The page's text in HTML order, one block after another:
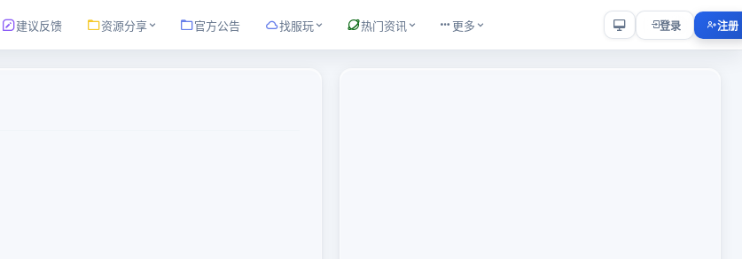
建议反馈 资源分享 官方公告 找服玩 热门资讯 更多 登录 注册